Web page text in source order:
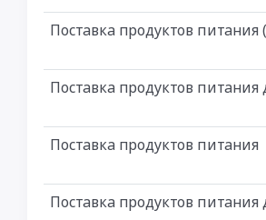
Поставка продуктов
Поставка продуктов
Поставка продуктов питания
Поставка продуктов